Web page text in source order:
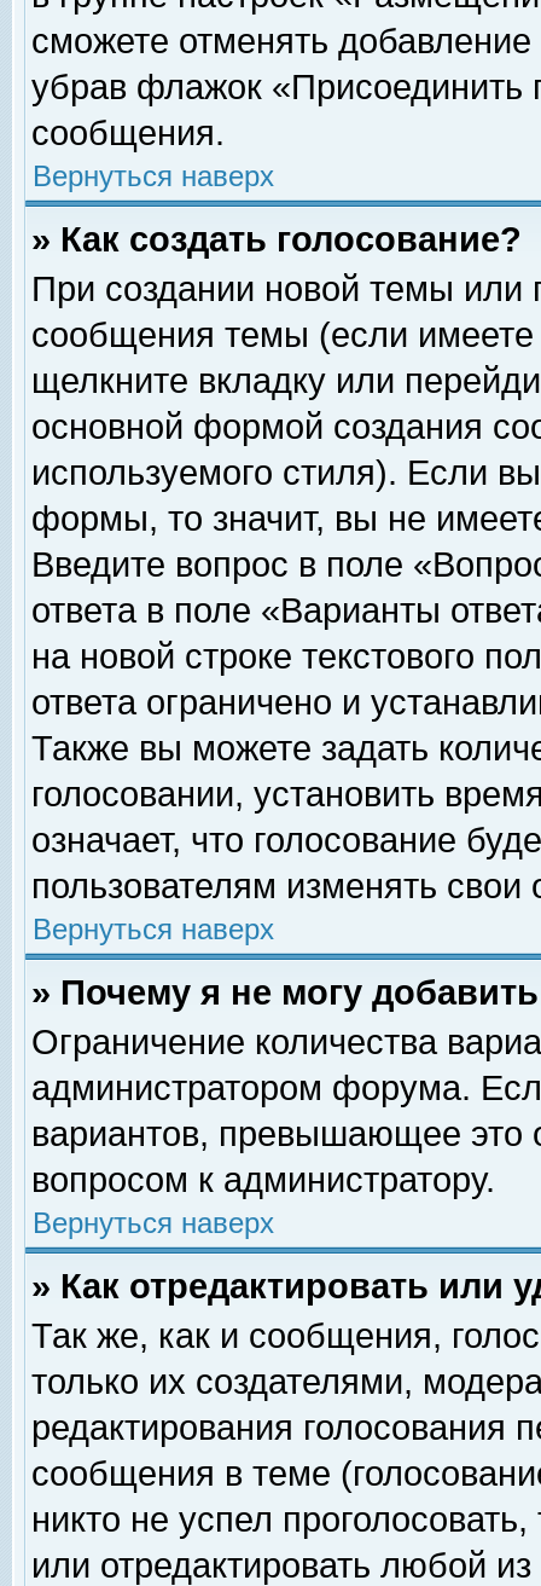
сможете отменять
убрав флажок «Присоединить
сообщения.
Вернуться наверх
» Как создать голосование?
При создании новой темы или
сообщения темы (если
щелкните вкладку или
основной формой создания
используемого стиля). Если
формы, то значит, вы не
Введите вопрос в поле
ответа в поле «Варианты
на новой строке текстового
ответа ограничено и
Также вы можете задать
голосовании, установить
означает, что голосование
пользователям изменять свои
Вернуться наверх
» Почему я не могу
Ограничение количества
администратором форума.
вариантов, превышающее это
вопросом к администратору.
Вернуться наверх
» Как отредактировать или
Так же, как и сообщения,
только их создателями,
редактирования голосования
сообщения в теме
никто не успел
или отредактировать любой